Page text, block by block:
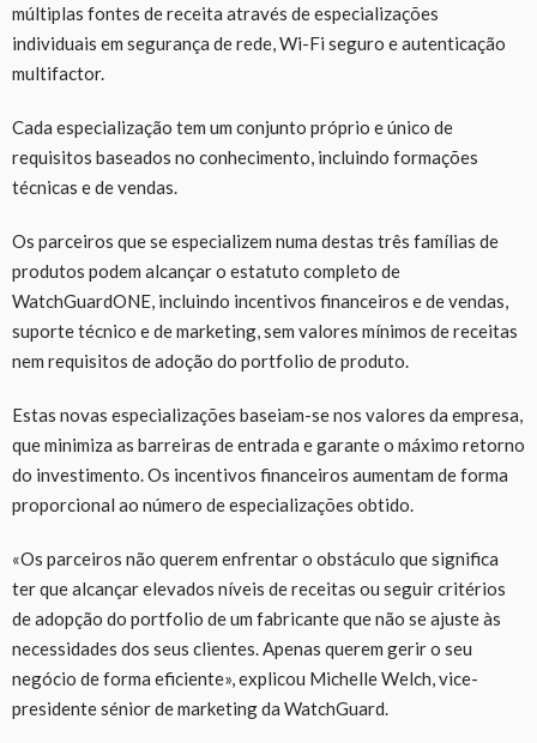
múltiplas fontes de receita através de especializações
individuais em segurança de rede, Wi-Fi seguro e autenticação
multifactor.
Cada especialização tem um conjunto próprio e único de
requisitos baseados no conhecimento, incluindo formações
técnicas e de vendas.
Os parceiros que se especializem numa destas três famílias de
produtos podem alcançar o estatuto completo de
WatchGuardONE, incluindo incentivos financeiros e de vendas,
suporte técnico e de marketing, sem valores mínimos de receitas
nem requisitos de adoção do portfolio de produto.
Estas novas especializações baseiam-se nos valores da empresa,
que minimiza as barreiras de entrada e garante o máximo retorno
do investimento. Os incentivos financeiros aumentam de forma
proporcional ao número de especializações obtido.
«Os parceiros não querem enfrentar o obstáculo que significa
ter que alcançar elevados níveis de receitas ou seguir critérios
de adopção do portfolio de um fabricante que não se ajuste às
necessidades dos seus clientes. Apenas querem gerir o seu
negócio de forma eficiente», explicou Michelle Welch, vice-
presidente sénior de marketing da WatchGuard.